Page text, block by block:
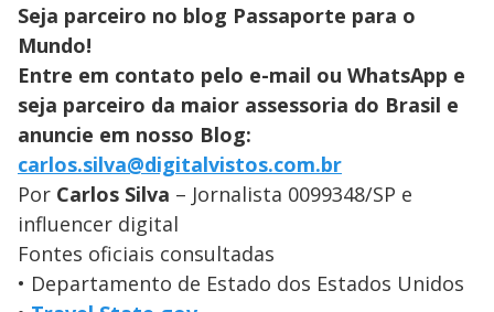
Seja parceiro no blog Passaporte para o
Mundo!
Entre em contato pelo e-mail ou WhatsApp e
seja parceiro da maior assessoria do Brasil e
anuncie em nosso Blog:
carlos.silva@digitalvistos.com.br
Por Carlos Silva – Jornalista 0099348/SP e
influencer digital
Fontes oficiais consultadas
• Departamento de Estado dos Estados Unidos